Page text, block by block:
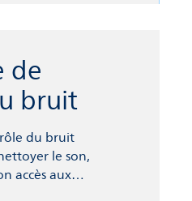
de
bruit
du bruit
le son,
accès aux